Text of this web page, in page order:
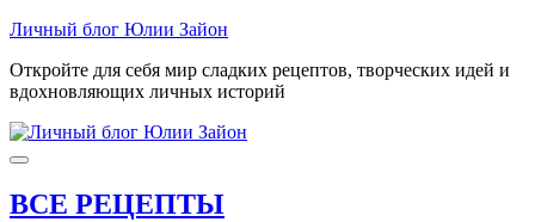
Skip
content
Личный блог Юлии Зайон
Откройте для себя мир сладких рецептов, творческих идей и
вдохновляющих личных историй
ВСЕ РЕЦЕПТЫ